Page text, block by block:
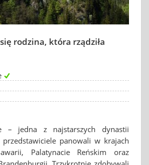
rodzina, która rządziła
– jedna z najstarszych dynastii
przedstawiciele panowali w krajach
Palatynacie Reńskim oraz